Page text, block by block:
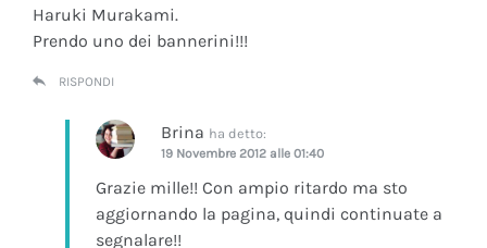
Haruki Murakami.
Prendo uno dei bannerini!!!
RISPONDI
Brina ha detto:
19 Novembre 2012 alle 01:40
Grazie mille!! Con ampio ritardo ma sto
aggiornando la pagina, quindi continuate a
segnalare!!